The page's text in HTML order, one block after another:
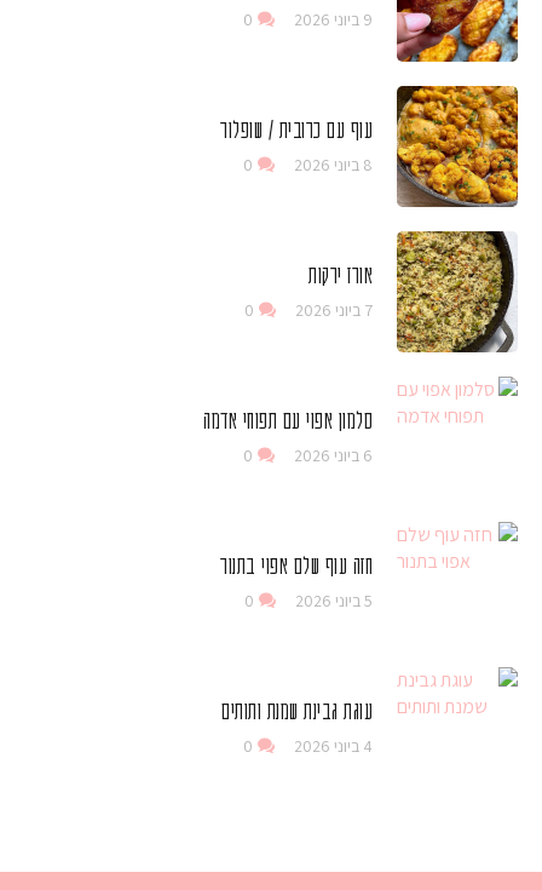
9 ביוני 2026 0
עוף עם כרובית / שופלור
8 ביוני 2026 0
אורז ירקות
7 ביוני 2026 0
סלמון אפוי עם תפוחי אדמה
6 ביוני 2026 0
חזה עוף שלם אפוי בתנור
5 ביוני 2026 0
עוגת גבינת שמנת ותותים
4 ביוני 2026 0